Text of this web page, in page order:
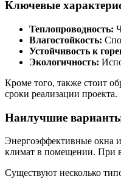
Ключевые
Теплопроводность:
Влагостойкость:
Устойчивость к
Экологичность:
Кроме того, также стоит
сроки реализации проекта.
Наилучшие
Энергоэффективные окна
климат в помещении. При
Существуют несколько